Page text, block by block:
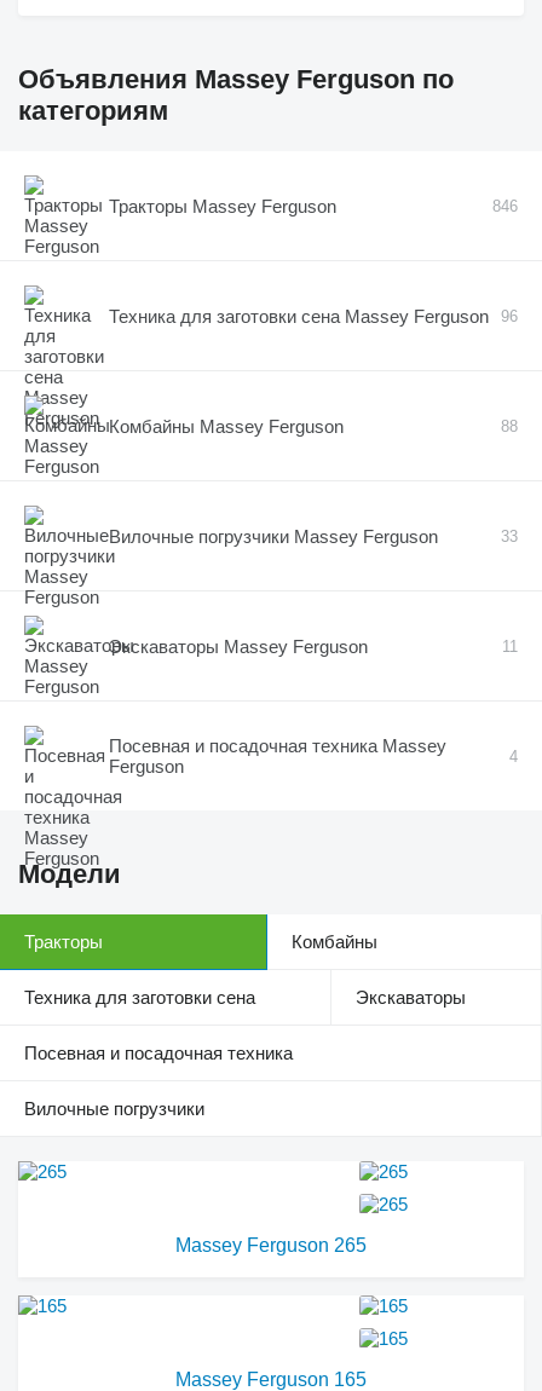
Объявления Massey Ferguson по
категориям
Тракторы Massey Ferguson 846
Техника для заготовки сена Massey Ferguson 96
Комбайны Massey Ferguson 88
Вилочные погрузчики Massey Ferguson 33
Экскаваторы Massey Ferguson 11
Посевная и посадочная техника Massey
Ferguson
4
Модели
Тракторы Комбайны
Техника для заготовки сена Экскаваторы
Посевная и посадочная техника
Вилочные погрузчики
Massey Ferguson 265
Massey Ferguson 165